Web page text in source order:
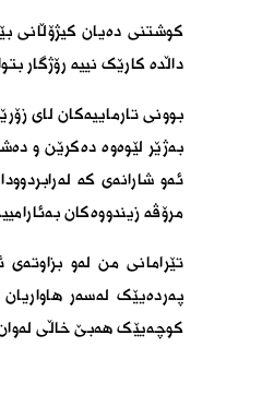
کوشتنی دەیان کیژۆڵانی
داڵدە کارێک نییە رۆژگار
بوونی تارماییەکان لای
بەژێر لێوەوە دەکرێن و
ئەو شارانەی کە
مرۆڤە زیندووەکان
تێرامانی من لەو
پەردەیێک لەسەر
کوچەیێک هەبێ خاڵی